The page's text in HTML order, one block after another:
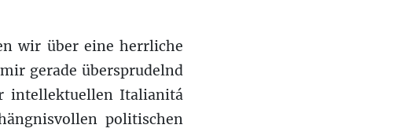
wir über eine herrliche
gerade übersprudelnd
intellektuellen Italianitá
politischen